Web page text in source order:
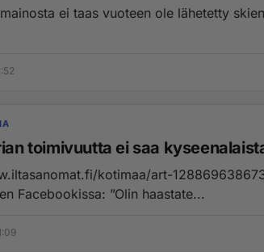
ei taas vuoteen ole lähetetty
toimivuutta ei saa
kotimaa/art-1288696386736.html
Facebookissa: ”Olin haastate...